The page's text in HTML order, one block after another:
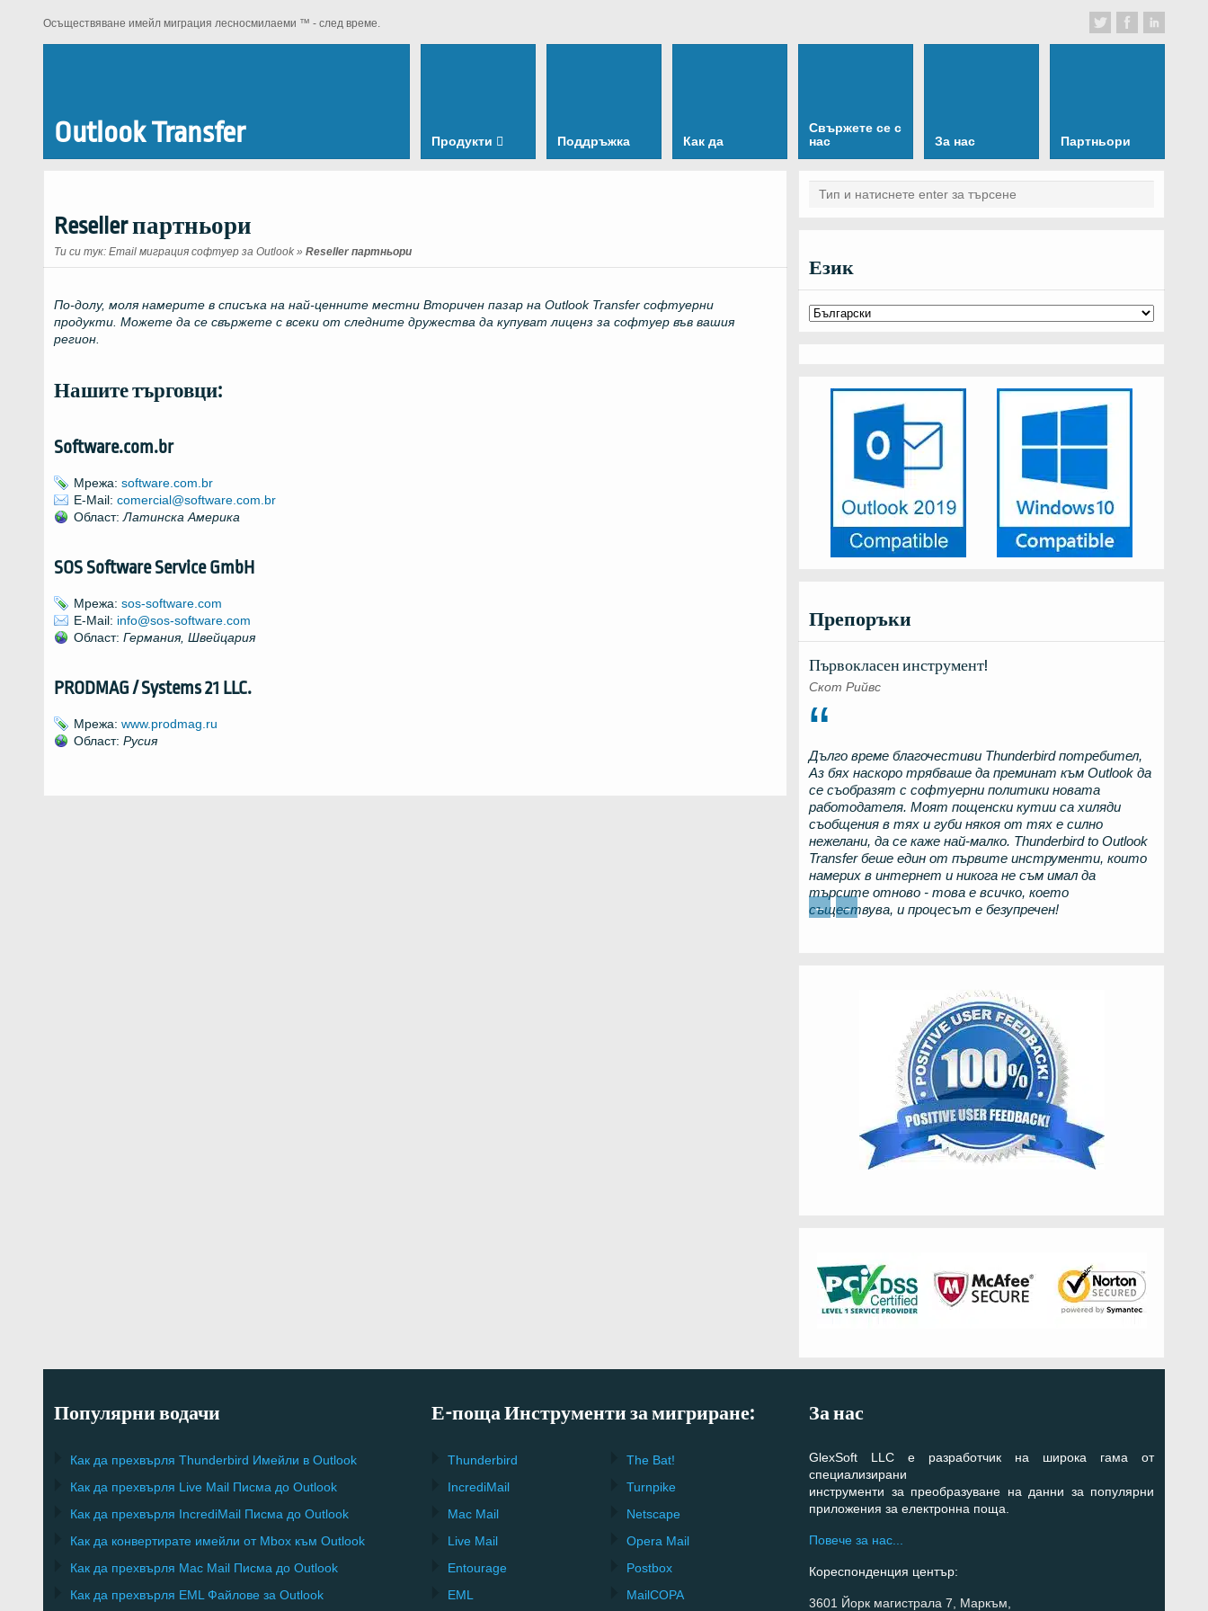
Осъществяване имейл миграция лесносмилаеми ™ - след време.
Outlook Transfer Продукти Поддръжка Как да
Свържете се с
нас
За нас Партньори
Reseller партньори
Ти си тук: Email миграция софтуер за Outlook » Reseller партньори
По-долу, моля намерите в списъка на най-ценните местни Вторичен пазар на Outlook Transfer софтуерни
продукти. Можете да се свържете с всеки от следните дружества да купуват лиценз за софтуер във вашия
регион.
Нашите търговци:
Software.com.br
Мрежа: software.com.br
E-Mail: comercial@software.com.br
Област: Латинска Америка
SOS Software Service GmbH
Мрежа: sos-software.com
E-Mail: info@sos-software.com
Област: Германия, Швейцария
PRODMAG / Systems 21 LLC.
Мрежа: www.prodmag.ru
Област: Русия
Език
Препоръки
Първокласен инструмент!
Скот Рийвс
Дълго време благочестиви Thunderbirdпотребител,
Аз бях наскоро трябваше да преминат към Outlook да
се съобразят с софтуерни политики новата
работодателя. Моят пощенски кутии са хиляди
съобщения в тях и губи някоя от тях е силно
нежелани, да се каже най-малко. Thunderbird to Outlook
Transferбеше един от първите инструменти, които
намерих в интернет и никога не съм имал да
търсите отново - това е всичко, което
съществува, и процесът е безупречен!
← →
Популярни водачи
Как да прехвърля Thunderbird Имейли в Outlook
Как да прехвърля Live Mail Писма до Outlook
Как да прехвърля IncrediMail Писма до Outlook
Как да конвертирате имейли от Mbox към Outlook
Как да прехвърля Mac Mail Писма до Outlook
Как да прехвърля EML Файлове за Outlook
Е-поща Инструменти за мигриране:
Thunderbird
IncrediMail
Mac Mail
Live Mail
Entourage
EML
The Bat!
Turnpike
Netscape
Opera Mail
Postbox
MailCOPA
За нас
GlexSoft LLC е разработчик на широка гама от
специализирани
инструменти за преобразуване на данни за популярни
приложения за електронна поща.
Повече за нас...
Кореспонденция център:
3601 Йорк магистрала 7, Маркъм,